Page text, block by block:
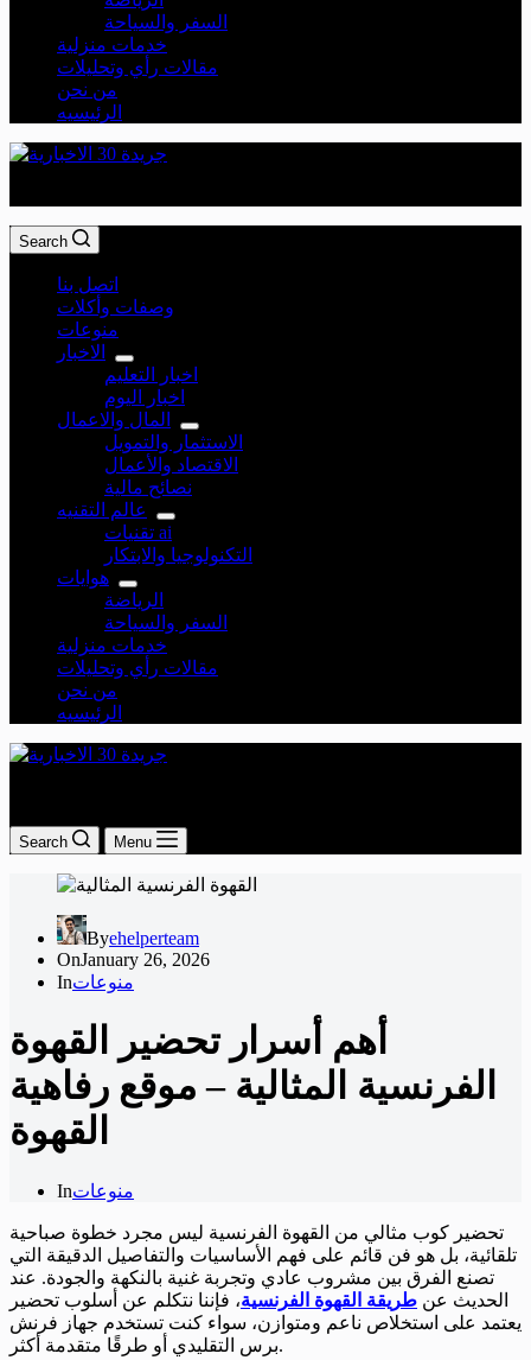
السفر والسياحة
خدمات منزلية
مقالات رأي وتحليلات
من نحن
الرئيسيه
Search
اتصل بنا
وصفات وأكلات
منوعات
الاخبار
اخبار التعليم
اخبار اليوم
المال والاعمال
الاستثمار والتمويل
الاقتصاد والأعمال
نصائح مالية
عالم التقنيه
تقنيات ai
التكنولوجيا والابتكار
هوايات
الرياضة
السفر والسياحة
خدمات منزلية
مقالات رأي وتحليلات
من نحن
الرئيسيه
Search Menu
Byehelperteam
OnJanuary 26, 2026
Inمنوعات
أهم أسرار تحضير القهوة
الفرنسية المثالية – موقع رفاهية
القهوة
Inمنوعات
تحضير كوب مثالي من القهوة الفرنسية ليس مجرد خطوة صباحية
تلقائية، بل هو فن قائم على فهم الأساسيات والتفاصيل الدقيقة التي
تصنع الفرق بين مشروب عادي وتجربة غنية بالنكهة والجودة. عند
الحديث عن طريقة القهوة الفرنسية، فإننا نتكلم عن أسلوب تحضير
يعتمد على استخلاص ناعم ومتوازن، سواء كنت تستخدم جهاز فرنش
برس التقليدي أو طرقًا متقدمة أكثر.